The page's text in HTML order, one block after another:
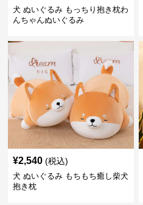
犬 ぬいぐるみ もっちり抱き枕わ
んちゃんぬいぐるみ
¥2,540 (税込)
犬 ぬいぐるみ もちもち癒し柴犬
抱き枕